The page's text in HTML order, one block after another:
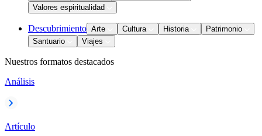
Valores espiritualidad
Descubrimiento Arte Cultura Historia
Patrimonio
Santuario
Viajes
Nuestros formatos destacados
Análisis
Artículo